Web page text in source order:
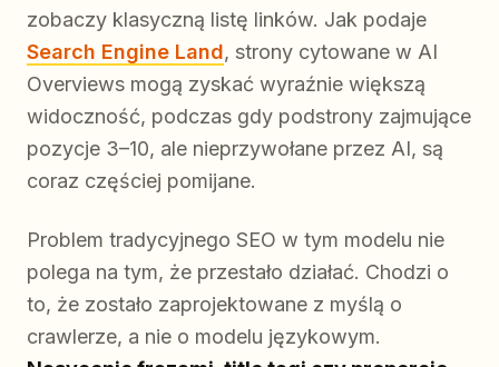
zobaczy klasyczną listę linków. Jak podaje
Search Engine Land, strony cytowane w AI
Overviews mogą zyskać wyraźnie większą
widoczność, podczas gdy podstrony zajmujące
pozycje 3–10, ale nieprzywołane przez AI, są
coraz częściej pomijane.
Problem tradycyjnego SEO w tym modelu nie
polega na tym, że przestało działać. Chodzi o
to, że zostało zaprojektowane z myślą o
crawlerze, a nie o modelu językowym.